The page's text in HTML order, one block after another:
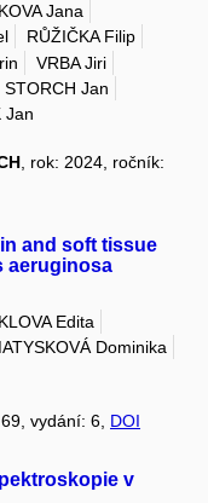
Jana
RŮŽIČKA Filip
VRBA Jiri
STORCH Jan
Jan
, rok: 2024, ročník:
and soft tissue
aeruginosa
Edita
Dominika
vydání: 6, DOI
v